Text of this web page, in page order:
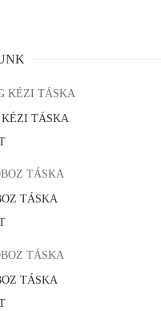
KÉZI TÁSKA
TÁSKA
TÁSKA